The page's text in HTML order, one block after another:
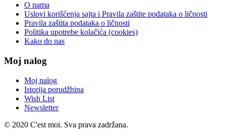
O nama
Uslovi korišćenja sajta i Pravila zaštite podataka o ličnosti
Pravila zaštita podataka o ličnosti
Politika upotrebe kolačića (cookies)
Kako do nas
Moj nalog
Moj nalog
Istorija porudžbina
Wish List
Newsletter
© 2020 C'est moi. Sva prava zadržana.